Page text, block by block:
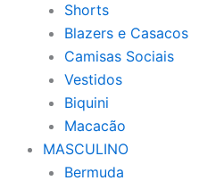
Shorts
Blazers e Casacos
Camisas Sociais
Vestidos
Biquini
Macacão
MASCULINO
Bermuda